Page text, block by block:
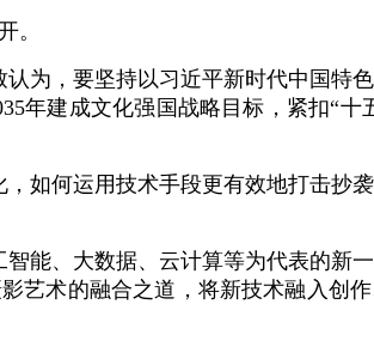
。
为，要坚持以习近平新时代中国特
年建成文化强国战略目标，紧扣“十
如何运用技术手段更有效地打击抄
能、大数据、云计算等为代表的新
艺术的融合之道，将新技术融入创作